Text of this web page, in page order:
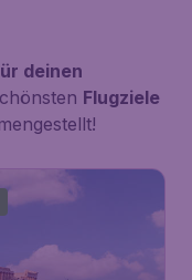
deinen
Flugziele